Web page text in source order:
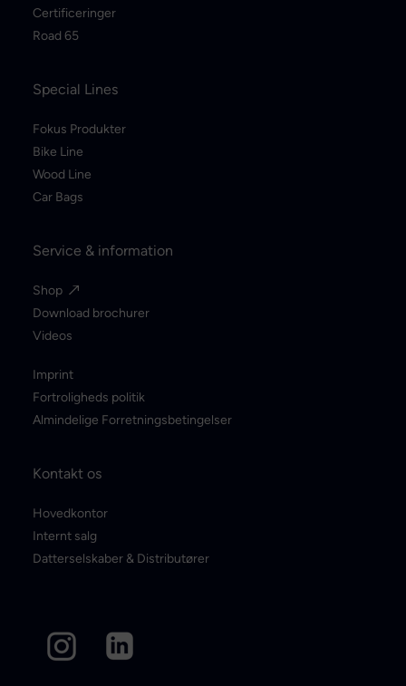
Certificeringer
Road 65
Special Lines
Fokus Produkter
Bike Line
Wood Line
Car Bags
Service & information
Shop
Download brochurer
Videos
Imprint
Fortroligheds politik
Almindelige Forretningsbetingelser
Kontakt os
Hovedkontor
Internt salg
Datterselskaber & Distributører